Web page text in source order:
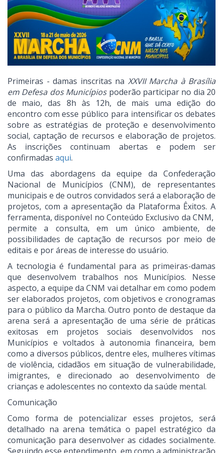
Primeiras - damas inscritas na XXVII Marcha à Brasília
em Defesa dos Municípiospoderão participar no dia 20
de maio, das 8h às 12h, de mais uma edição do
encontro com esse público para intensificar os debates
sobre as estratégias de proteção e desenvolvimento
social, captação de recursos e elaboração de projetos.
As inscrições continuam abertas e podem ser
confirmadas aqui.
Uma das abordagens da equipe da Confederação
Nacional de Municípios (CNM), de representantes
municipais e de outros convidados será a elaboração de
projetos, com a apresentação da Plataforma Êxitos. A
ferramenta, disponível no Conteúdo Exclusivo da CNM,
permite a consulta, em um único ambiente, de
possibilidades de captação de recursos por meio de
editais e por áreas de interesse do usuário.
A tecnologia é fundamental para as primeiras-damas
que desenvolvem trabalhos nos Municípios. Nesse
aspecto, a equipe da CNM vai detalhar em como podem
ser elaborados projetos, com objetivos e cronogramas
para o público da Marcha. Outro ponto de destaque da
arena será a apresentação de uma série de práticas
exitosas em projetos sociais desenvolvidos nos
Municípios e voltados à autonomia financeira, bem
como a diversos públicos, dentre eles, mulheres vítimas
de violência, cidadãos em situação de vulnerabilidade,
imigrantes, e direcionado ao desenvolvimento de
crianças e adolescentes no contexto da saúde mental.
Comunicação
Como forma de potencializar esses projetos, será
detalhado na arena temática o papel estratégico da
comunicação para desenvolver as cidades socialmente.